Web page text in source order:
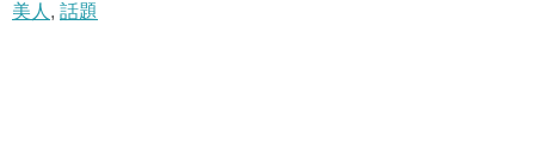
美人 , 話題